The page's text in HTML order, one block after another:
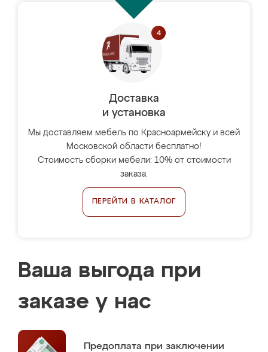
Доставка
и установка
Мы доставляем мебель по Красноармейску и всей
Московской области бесплатно!
Стоимость сборки мебели: 10% от стоимости
заказа.
ПЕРЕЙТИ В КАТАЛОГ
Ваша выгода при
заказе у нас
Предоплата при заключении